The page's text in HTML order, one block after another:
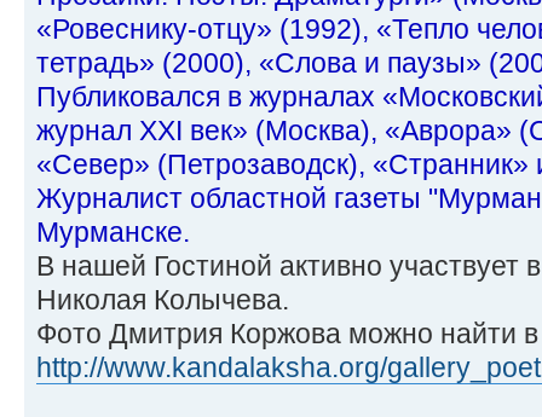
«Ровеснику-отцу» (1992), «Тепло
тетрадь» (2000), «Слова и паузы»
Публиковался в журналах
журнал XXI век» (Москва), «Аврора»
«Север» (Петрозаводск),
Журналист областной газеты
Мурманске.
В нашей Гостиной активно участвует
Николая Колычева.
Фото Дмитрия Коржова можно найти
http://www.kandalaksha.org/